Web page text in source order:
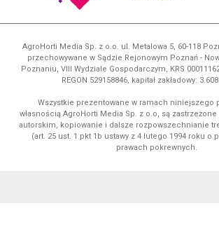
AgroHorti Media Sp. z o.o. ul. Metalowa 5, 60-118
przechowywane w Sądzie Rejonowym Poznań -
Poznaniu, VIII Wydziale Gospodarczym, KRS
REGON 529158846, kapitał zakładowy:
Wszystkie prezentowane w ramach niniejszego
własnością AgroHorti Media Sp. z o.o, są
autorskim, kopiowanie i dalsze rozpowszechnianie
(art. 25 ust. 1 pkt 1b ustawy z 4 lutego 1994 roku o
prawach pokrewnych.